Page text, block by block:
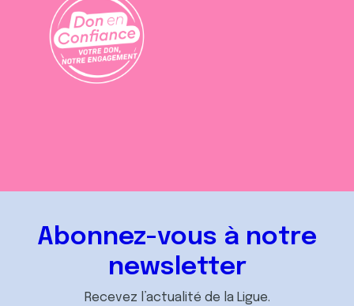
Abonnez-vous à notre
newsletter
Recevez l’actualité de la Ligue.